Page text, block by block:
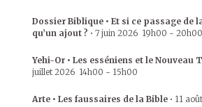
Dossier Biblique • Et si ce passage de
qu’un ajout ? • 7 juin 2026 19h00 - 20h00
Yehi-Or • Les esséniens et le Nouveau
juillet 2026 14h00 - 15h00
Arte • Les faussaires de la Bible • 11